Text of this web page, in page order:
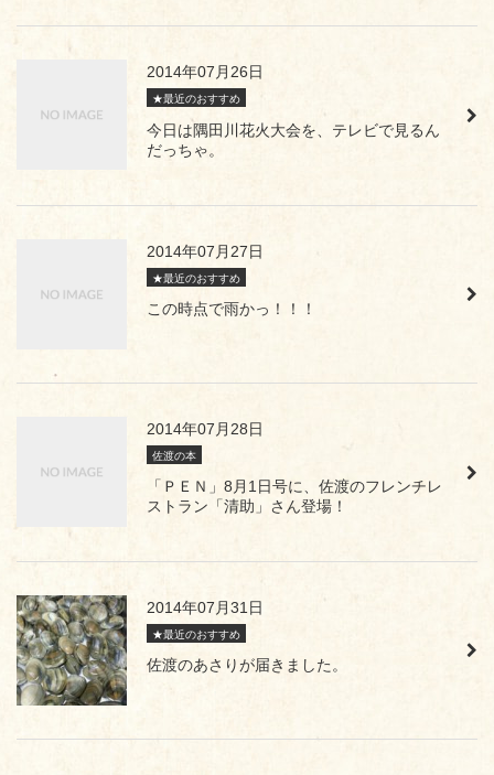
2014年07月26日
★最近のおすすめ
今日は隅田川花火大会を、テレビで見るん
だっちゃ。
2014年07月27日
★最近のおすすめ
この時点で雨かっ！！！
2014年07月28日
佐渡の本
「ＰＥＮ」8月1日号に、佐渡のフレンチレ
ストラン「清助」さん登場！
2014年07月31日
★最近のおすすめ
佐渡のあさりが届きました。